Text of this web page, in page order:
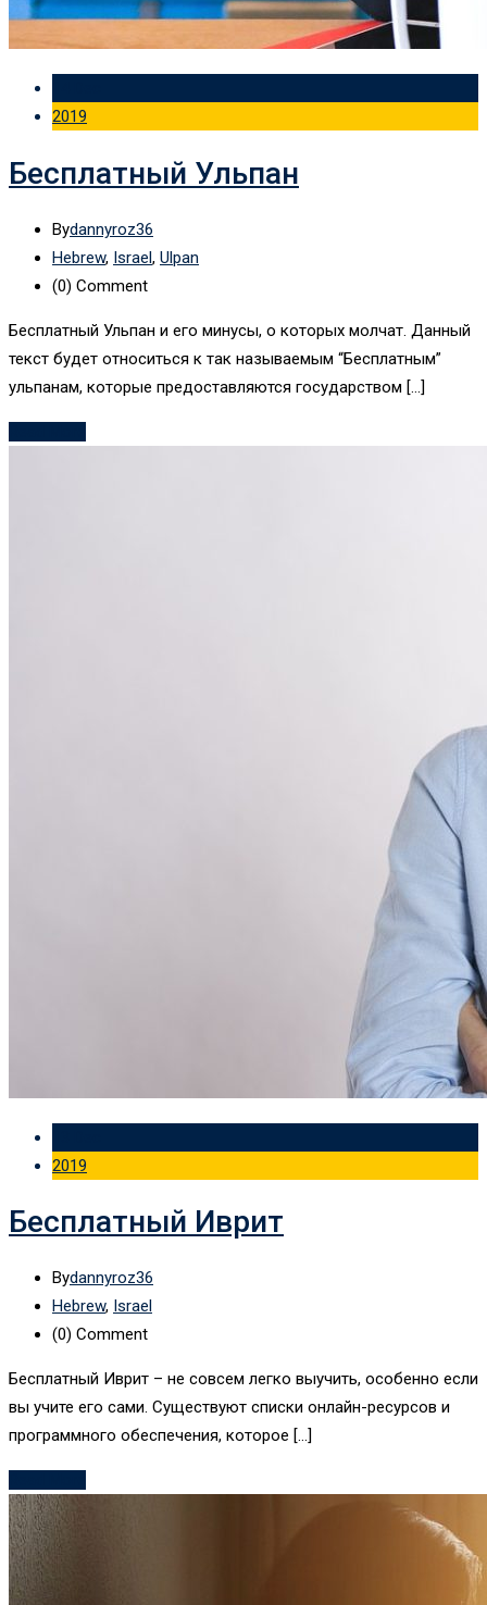
2019
Бесплатный Ульпан
Bydannyroz36
Hebrew, Israel, Ulpan
(0) Comment
Бесплатный Ульпан и его минусы, о которых молчат. Данный
текст будет относиться к так называемым “Бесплатным”
ульпанам, которые предоставляются государством […]
2019
Бесплатный Иврит
Bydannyroz36
Hebrew, Israel
(0) Comment
Бесплатный Иврит – не совсем легко выучить, особенно если
вы учите его сами. Существуют списки онлайн-ресурсов и
программного обеспечения, которое […]